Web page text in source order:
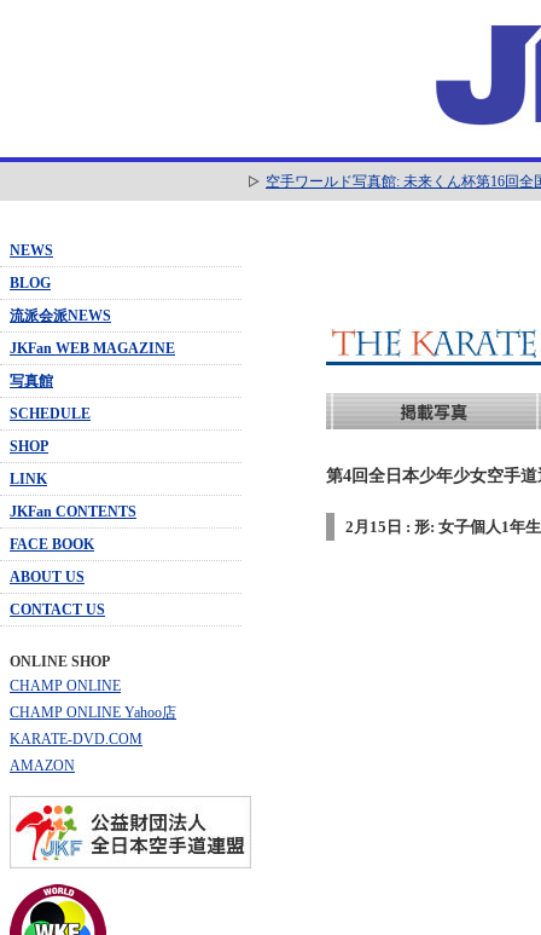
空手ワールド写真館: 未来くん杯第16回
NEWS
BLOG
流派会派NEWS
JKFan WEB MAGAZINE
写真館
SCHEDULE
SHOP
LINK
JKFan CONTENTS
FACE BOOK
ABOUT US
CONTACT US
ONLINE SHOP
CHAMP ONLINE
CHAMP ONLINE Yahoo店
KARATE-DVD.COM
AMAZON
第4回全日本少年少女空手
2月15日 : 形: 女子個人1年